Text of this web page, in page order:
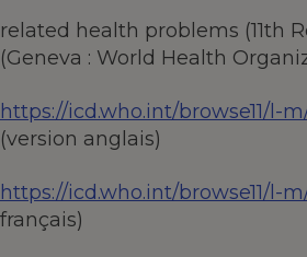
related health problems (11th
(Geneva : World Health
https://icd.who.int/browse11/l-
(version anglais)
https://icd.who.int/browse11/l-
français)